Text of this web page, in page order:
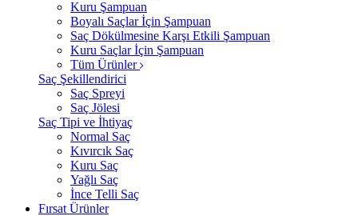
Kuru Şampuan
Boyalı Saçlar İçin Şampuan
Saç Dökülmesine Karşı Etkili Şampuan
Kuru Saçlar İçin Şampuan
Tüm Ürünler
Saç Şekillendirici
Saç Spreyi
Saç Jölesi
Saç Tipi ve İhtiyaç
Normal Saç
Kıvırcık Saç
Kuru Saç
Yağlı Saç
İnce Telli Saç
Fırsat Ürünler